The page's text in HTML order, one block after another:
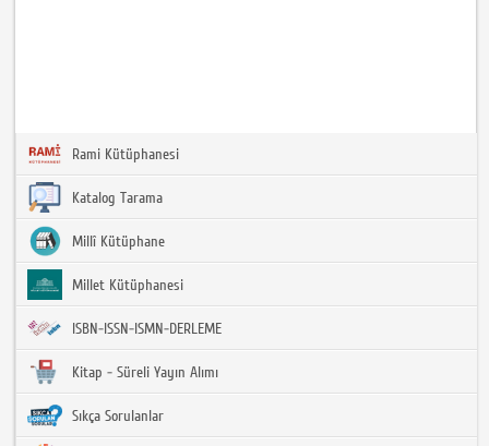
Rami Kütüphanesi
Katalog Tarama
Millî Kütüphane
Millet Kütüphanesi
ISBN-ISSN-ISMN-DERLEME
Kitap - Süreli Yayın Alımı
Sıkça Sorulanlar